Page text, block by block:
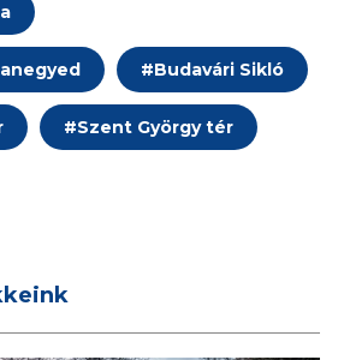
#Budavári Sikló
#Szent György tér